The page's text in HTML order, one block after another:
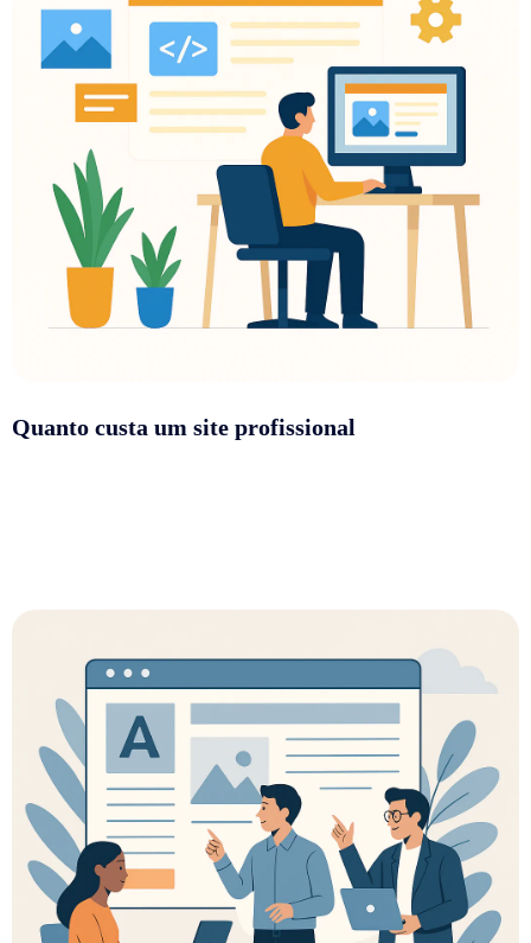
Quanto custa um site profissional